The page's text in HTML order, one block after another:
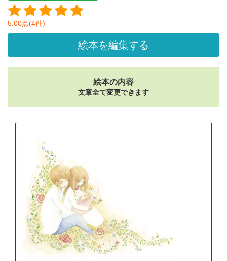
5.00点(4件)
絵本を編集する
絵本の内容
文章全て変更できます